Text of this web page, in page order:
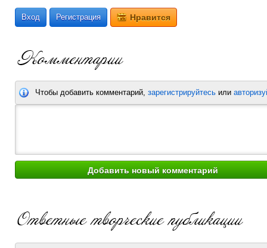
Вход Регистрация Нравится
Чтобы добавить комментарий, зарегистрируйтесь или